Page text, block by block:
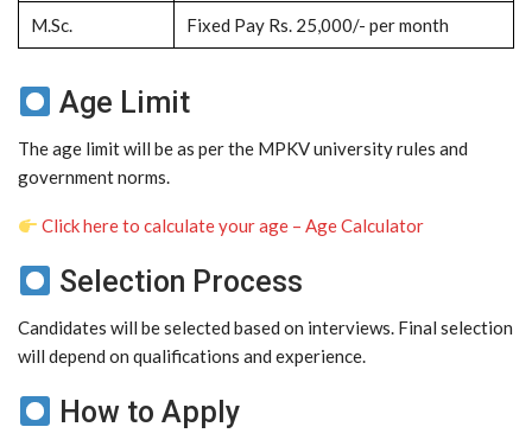
M.Sc. Fixed Pay Rs. 25,000/- per month
Age Limit
The age limit will be as per the MPKV university rules and
government norms.
Click here to calculate your age – Age Calculator
Selection Process
Candidates will be selected based on interviews. Final selection
will depend on qualifications and experience.
How to Apply